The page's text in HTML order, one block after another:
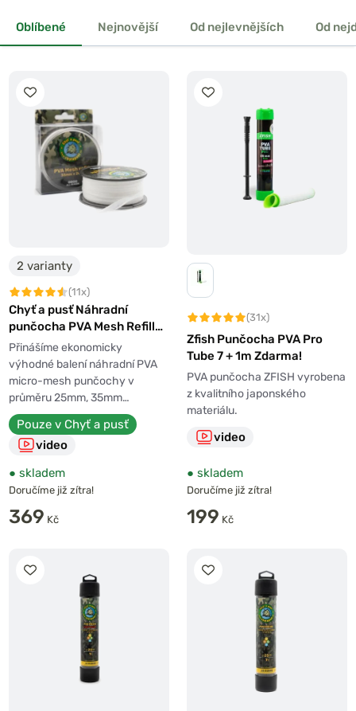
Oblíbené Nejnovější Od nejlevnějších Od
2 varianty
(11x)
Chyť a pusť Náhradní
punčocha PVA Mesh Refill
20m
Přinášíme ekonomicky
výhodné balení náhradní PVA
micro-mesh punčochy v
průměru 25mm, 35mm…
Pouze v Chyť a pusť
video
● skladem
Doručíme již zítra!
369 Kč
(31x)
Zfish Punčocha PVA Pro
Tube 7 + 1m Zdarma!
PVA punčocha ZFISH vyrobena
z kvalitního japonského
materiálu.
video
● skladem
Doručíme již zítra!
199 Kč